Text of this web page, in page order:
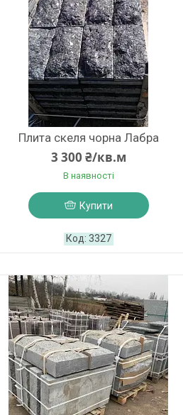
Плита скеля чорна Лабра
3 300 ₴/кв.м
В наявності
Купити
3327